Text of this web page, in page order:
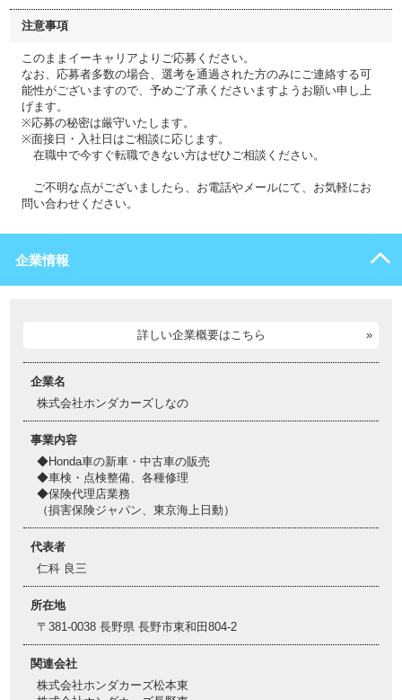
注意事項
このままイーキャリアよりご応募ください。
なお、応募者多数の場合、選考を通過された方のみにご連絡する可
能性がございますので、予めご了承くださいますようお願い申し上
げます。
※応募の秘密は厳守いたします。
※面接日・入社日はご相談に応じます。
在職中で今すぐ転職できない方はぜひご相談ください。
ご不明な点がございましたら、お電話やメールにて、お気軽にお
問い合わせください。
企業情報
詳しい企業概要はこちら
企業名
株式会社ホンダカーズしなの
事業内容
◆Honda車の新車・中古車の販売
◆車検・点検整備、各種修理
◆保険代理店業務
（損害保険ジャパン、東京海上日動）
代表者
仁科 良三
所在地
〒381-0038 長野県 長野市東和田804-2
関連会社
株式会社ホンダカーズ松本東